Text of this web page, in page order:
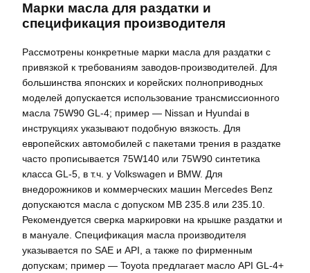
Марки масла для раздатки и
спецификация производителя
Рассмотрены конкретные марки масла для раздатки с
привязкой к требованиям заводов-производителей. Для
большинства японских и корейских полноприводных
моделей допускается использование трансмиссионного
масла 75W90 GL-4; пример — Nissan и Hyundai в
инструкциях указывают подобную вязкость. Для
европейских автомобилей с пакетами трения в раздатке
часто прописывается 75W140 или 75W90 синтетика
класса GL-5, в т.ч. у Volkswagen и BMW. Для
внедорожников и коммерческих машин Mercedes Benz
допускаются масла с допуском MB 235.8 или 235.10.
Рекомендуется сверка маркировки на крышке раздатки и
в мануале. Спецификация масла производителя
указывается по SAE и API, а также по фирменным
допускам; пример — Toyota предлагает масло API GL-4+